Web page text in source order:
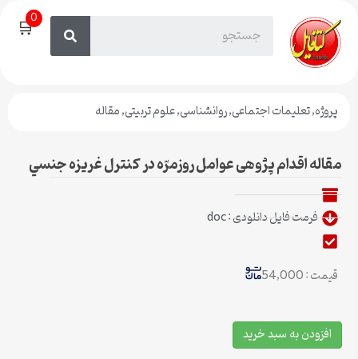
🛒0
پروژه,تعلیمات اجتماعی,روانشناسی,علوم تربیتی,مقاله
مقاله اقدام پژوهی عوامل روزمرّه در كنترل غريزه جنسي
فرمت فایل دانلودی : doc
قیمت : 54,000
افزودن به سبد خرید